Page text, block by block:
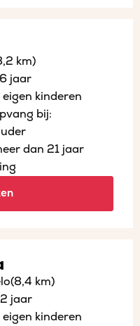
km)
jaar
eigen kinderen
bij:
dan 21 jaar
(8,4 km)
jaar
eigen kinderen